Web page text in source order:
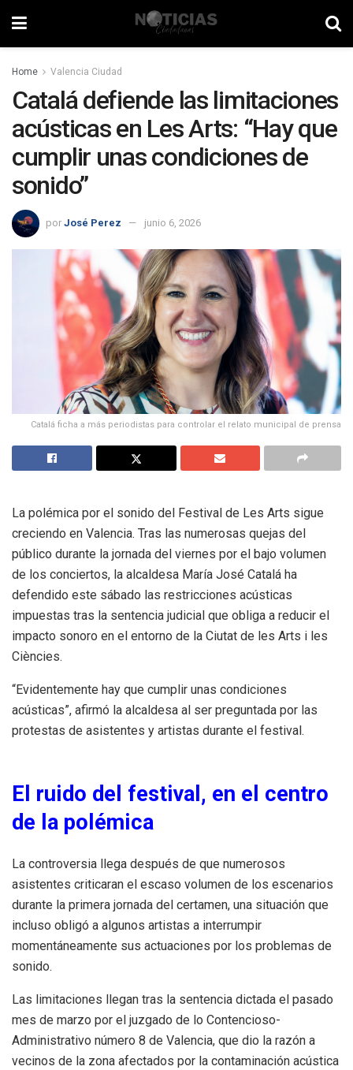
Home Valencia Ciudad
Catalá defiende las limitaciones
acústicas en Les Arts: “Hay que
cumplir unas condiciones de
sonido”
por José Perez junio 6, 2026
Catalá ficha a más periodistas para controlar el relato municipal de prensa
La polémica por el sonido del Festival de Les Arts sigue
creciendo en Valencia. Tras las numerosas quejas del
público durante la jornada del viernes por el bajo volumen
de los conciertos, la alcaldesa María José Catalá ha
defendido este sábado las restricciones acústicas
impuestas tras la sentencia judicial que obliga a reducir el
impacto sonoro en el entorno de la Ciutat de les Arts i les
Ciències.
“Evidentemente hay que cumplir unas condiciones
acústicas”, afirmó la alcaldesa al ser preguntada por las
protestas de asistentes y artistas durante el festival.
El ruido del festival, en el centro
de la polémica
La controversia llega después de que numerosos
asistentes criticaran el escaso volumen de los escenarios
durante la primera jornada del certamen, una situación que
incluso obligó a algunos artistas a interrumpir
momentáneamente sus actuaciones por los problemas de
sonido.
Las limitaciones llegan tras la sentencia dictada el pasado
mes de marzo por el juzgado de lo Contencioso-
Administrativo número 8 de Valencia, que dio la razón a
vecinos de la zona afectados por la contaminación acústica